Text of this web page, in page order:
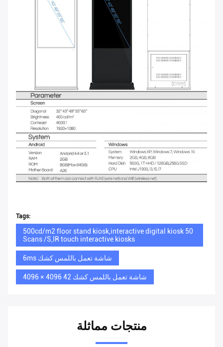
Tags:
500cd/m2 floor stand kiosk,interactive digital kiosk 50
Scans /S,IR touch interactive kiosks
6ms شاشة تعمل باللمس كشك
4096 × 4096 42 شاشة تعمل باللمس كشك
منتجات مماثلة